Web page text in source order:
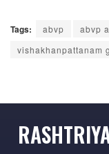
Tags: abvp abvp
vishakhanpattanam